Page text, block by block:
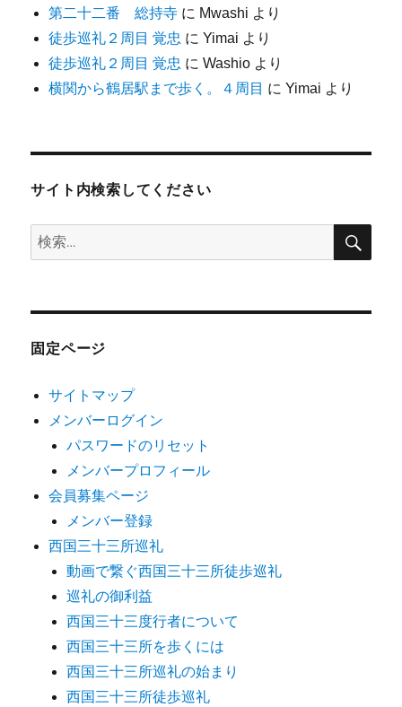
第二十二番 総持寺 に Mwashi より
徒歩巡礼２周目 覚忠 にYimai より
徒歩巡礼２周目 覚忠 にWashio より
横関から鶴居駅まで歩く。４周目 にYimai より
サイト内検索してください
検
索:
検
固定ページ
サイトマップ
メンバーログイン
パスワードのリセット
メンバープロフィール
会員募集ページ
メンバー登録
西国三十三所巡礼
動画で繋ぐ西国三十三所徒歩巡礼
巡礼の御利益
西国三十三度行者について
西国三十三所を歩くには
西国三十三所巡礼の始まり
西国三十三所徒歩巡礼